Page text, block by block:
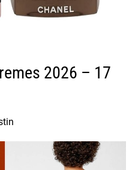
2026 – 17